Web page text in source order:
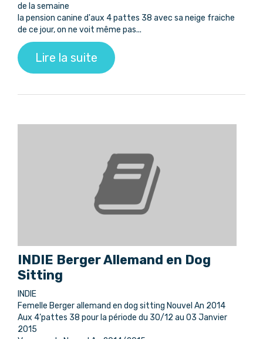
de la semaine
la pension canine d'aux 4 pattes 38 avec sa neige fraiche
de ce jour, on ne voit même pas...
Lire la suite
INDIE Berger Allemand en Dog
Sitting
INDIE
Femelle Berger allemand en dog sitting Nouvel An 2014
Aux 4’pattes 38 pour la période du 30/12 au 03 Janvier
2015